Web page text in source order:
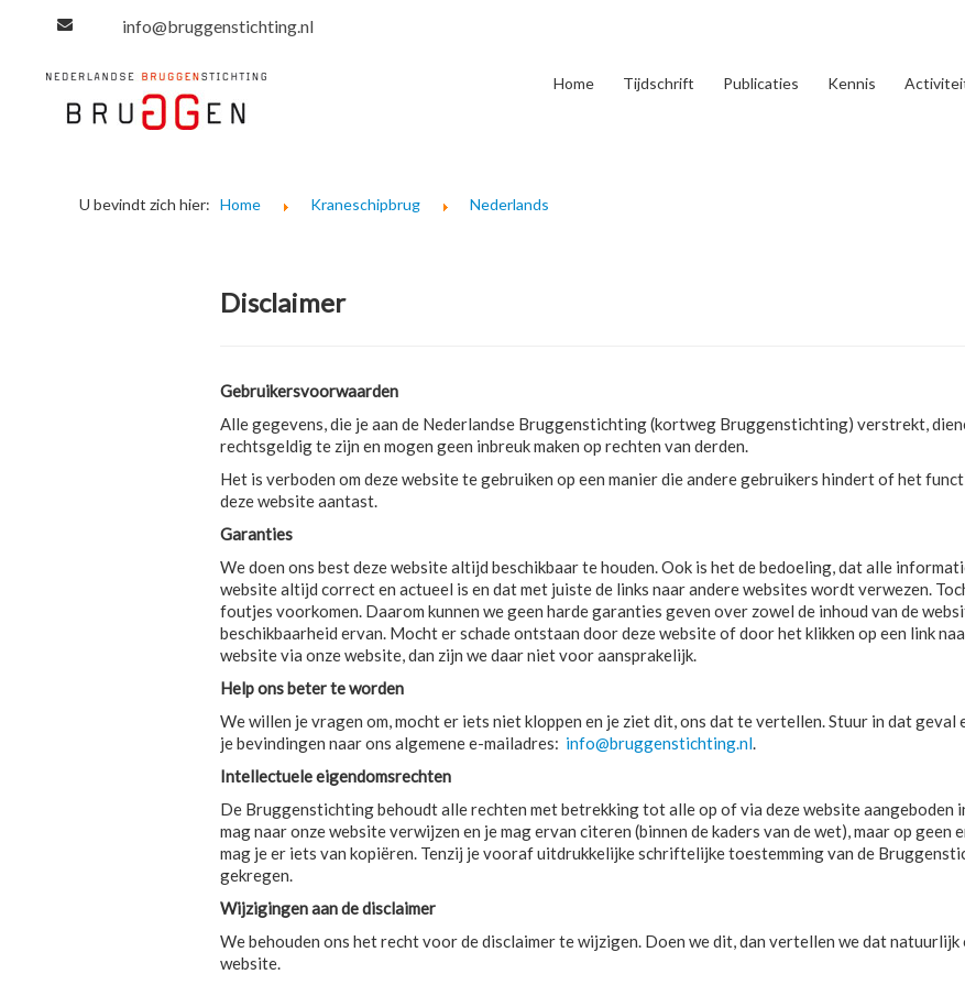
info@bruggenstichting.nl
Home Tijdschrift Publicaties Kennis
U bevindt zich hier: Home Kraneschipbrug Nederlands
Disclaimer
Gebruikersvoorwaarden
Alle gegevens, die je aan de Nederlandse Bruggenstichting (kortweg Bruggenstichting) verstrekt,
rechtsgeldig te zijn en mogen geen inbreuk maken op rechten van derden.
Het is verboden om deze website te gebruiken op een manier die andere gebruikers hindert of het
deze website aantast.
Garanties
We doen ons best deze website altijd beschikbaar te houden. Ook is het de bedoeling, dat alle
website altijd correct en actueel is en dat met juiste de links naar andere websites wordt verwezen.
foutjes voorkomen. Daarom kunnen we geen harde garanties geven over zowel de inhoud van de
beschikbaarheid ervan. Mocht er schade ontstaan door deze website of door het klikken op een link
website via onze website, dan zijn we daar niet voor aansprakelijk.
Help ons beter te worden
We willen je vragen om, mocht er iets niet kloppen en je ziet dit, ons dat te vertellen. Stuur in dat geval
je bevindingen naar ons algemene e-mailadres: info@bruggenstichting.nl.
Intellectuele eigendomsrechten
De Bruggenstichting behoudt alle rechten met betrekking tot alle op of via deze website aangeboden
mag naar onze website verwijzen en je mag ervan citeren (binnen de kaders van de wet), maar op geen
mag je er iets van kopiëren. Tenzij je vooraf uitdrukkelijke schriftelijke toestemming van de
gekregen.
Wijzigingen aan de disclaimer
We behouden ons het recht voor de disclaimer te wijzigen. Doen we dit, dan vertellen we dat natuurlijk
website.